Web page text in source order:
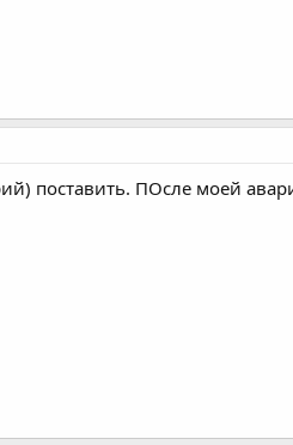
поставить. ПОсле моей